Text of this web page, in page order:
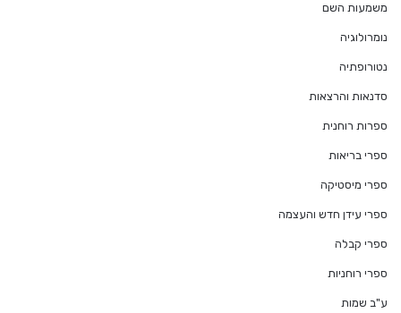
משמעות השם
נומרולוגיה
נטורופתיה
סדנאות והרצאות
ספרות רוחנית
ספרי בריאות
ספרי מיסטיקה
ספרי עידן חדש והעצמה
ספרי קבלה
ספרי רוחניות
ע"ב שמות